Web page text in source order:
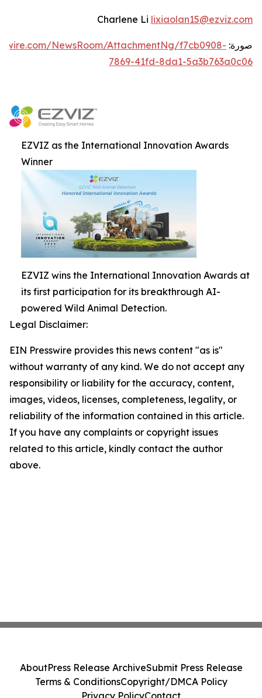
Charlene Li lixiaolan15@ezviz.com
صورة: NewsRoom/AttachmentNg/f7cb0908-
7869-41fd-8da1-5a3b763a0c06
EZVIZ as the International Innovation Awards
Winner
EZVIZ wins the International Innovation Awards at
its first participation for its breakthrough AI-
powered Wild Animal Detection.
Legal Disclaimer:
EIN Presswire provides this news content "as is"
without warranty of any kind. We do not accept any
responsibility or liability for the accuracy, content,
images, videos, licenses, completeness, legality, or
reliability of the information contained in this article.
If you have any complaints or copyright issues
related to this article, kindly contact the author
above.
AboutPress Release ArchiveSubmit Press Release
Terms & ConditionsCopyright/DMCA Policy
Privacy PolicyContact